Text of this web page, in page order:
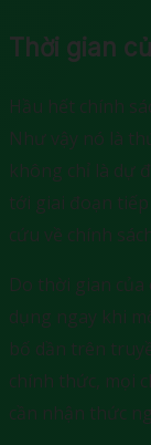
Thời gian
Hầu hết chính
Như vậy nó là
không chỉ là dự
tới giai đoạn
cứu về chính
Do thời gian của
dụng ngay khi
bố dần trên
chính thức, mọi
cần nhận thức